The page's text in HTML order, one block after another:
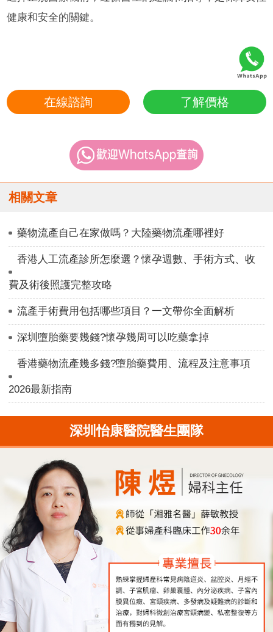
健康和安全的關鍵。
在線諮詢 了解價格
相關文章
藥物流產自己在家做嗎？大陸藥物流產哪裡好
香港人工流產診所怎麼選？懷孕週數、手術方式、收
費及術後照護完整攻略
流產手術費用包括哪些項目？一文帶你全面解析
深圳墮胎藥要幾錢?懷孕幾周可以吃藥拿掉
香港藥物流產幾多錢?墮胎藥費用、流程及注意事項
2026最新指南
深圳怡康醫院醫生團隊